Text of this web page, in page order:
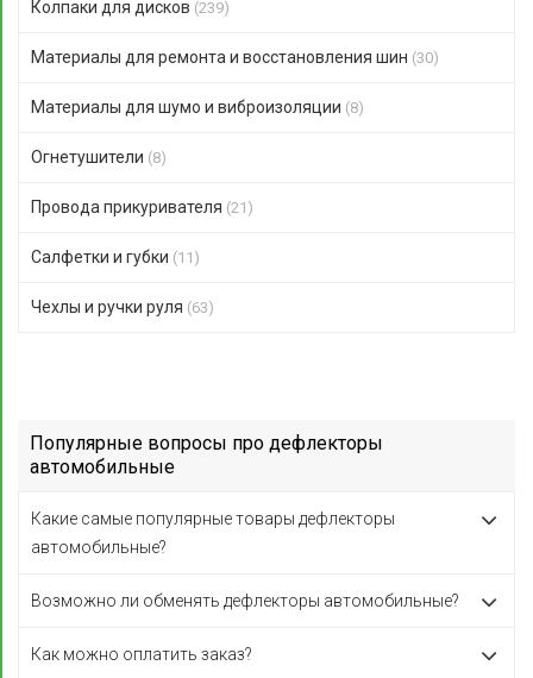
Колпаки для дисков (239)
Материалы для ремонта и восстановления шин (30)
Материалы для шумо и виброизоляции (8)
Огнетушители (8)
Провода прикуривателя (21)
Салфетки и губки (11)
Чехлы и ручки руля (63)
Популярные вопросы про дефлекторы
автомобильные
Какие самые популярные товары дефлекторы
автомобильные?
Возможно ли обменять дефлекторы автомобильные?
Как можно оплатить заказ?